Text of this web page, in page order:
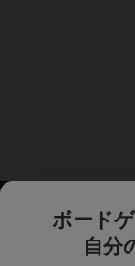
ボード
自分